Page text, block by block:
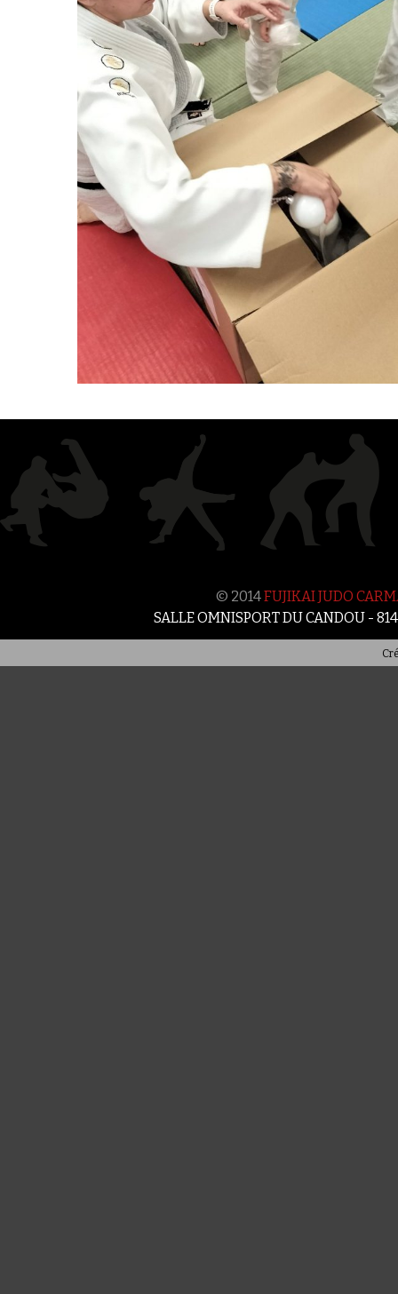
© 2014FUJIKAI JUDO
SALLE OMNISPORT DU CANDOU -